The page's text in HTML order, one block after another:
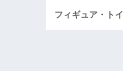
フィギュア・トイ